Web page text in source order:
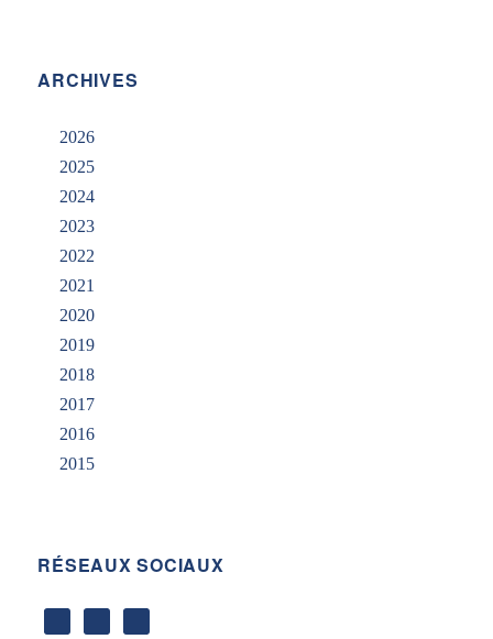
ARCHIVES
2026
2025
2024
2023
2022
2021
2020
2019
2018
2017
2016
2015
RÉSEAUX SOCIAUX